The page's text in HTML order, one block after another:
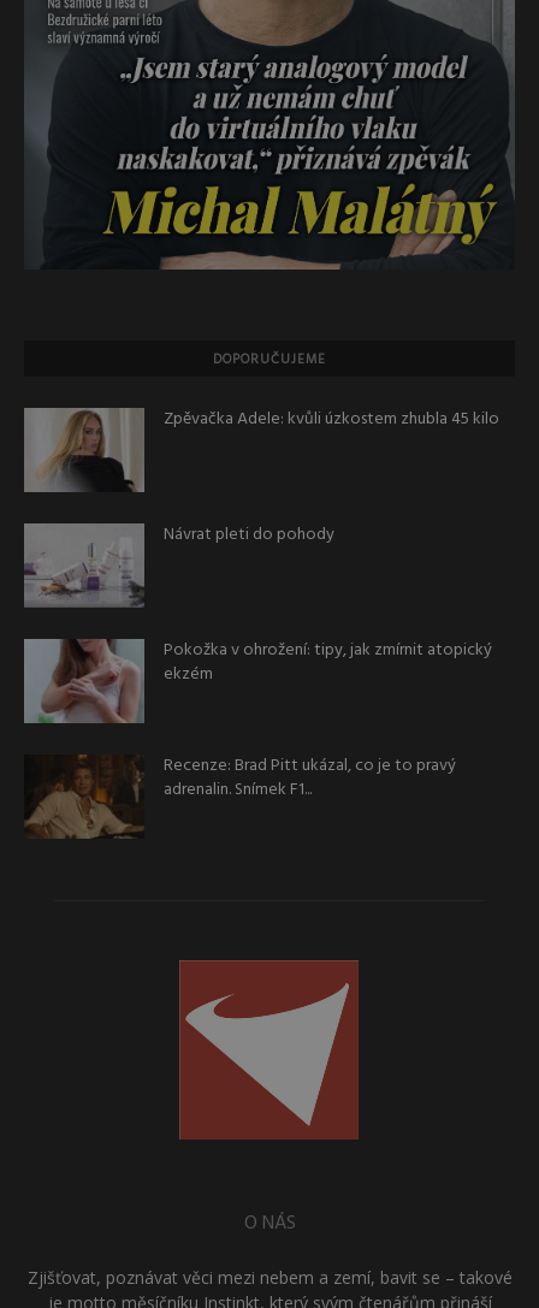
DOPORUČUJEME
Zpěvačka Adele: kvůli úzkostem zhubla 45 kilo
Návrat pleti do pohody
Pokožka v ohrožení: tipy, jak zmírnit atopický
ekzém
Recenze: Brad Pitt ukázal, co je to pravý
adrenalin. Snímek F1...
O NÁS
Zjišťovat, poznávat věci mezi nebem a zemí, bavit se – takové
je motto měsíčníku Instinkt, který svým čtenářům přináší